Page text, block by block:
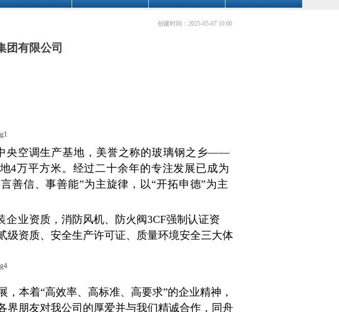
团有限公司
央空调生产基地，美誉之称的玻璃钢之乡——
4万平方米。经过二十余年的专注发展已成为
善信、事善能”为主旋律，以“开拓申德”为主
企业资质，消防风机、防火阀3CF强制认证资
级资质、安全生产许可证、质量环境安全三大体
本着“高效率、高标准、高要求”的企业精神，
界朋友对我公司的厚爱并与我们精诚合作，同舟
创建时间： 2025-05-07 10:00